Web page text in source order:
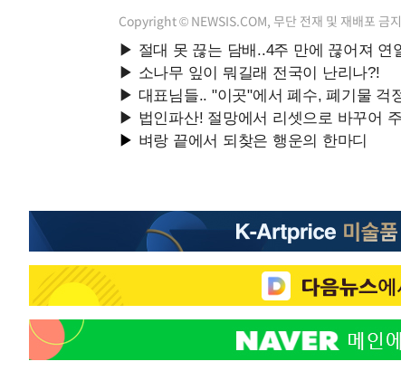
Copyright © NEWSIS.COM, 무단 전재 및 재배포 금지